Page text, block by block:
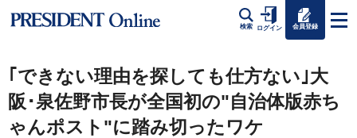
検索 ログイン 会員登録
｢できない理由を探しても仕方ない｣大
阪･泉佐野市長が全国初の"自治体版赤ち
ゃんポスト"に踏み切ったワケ